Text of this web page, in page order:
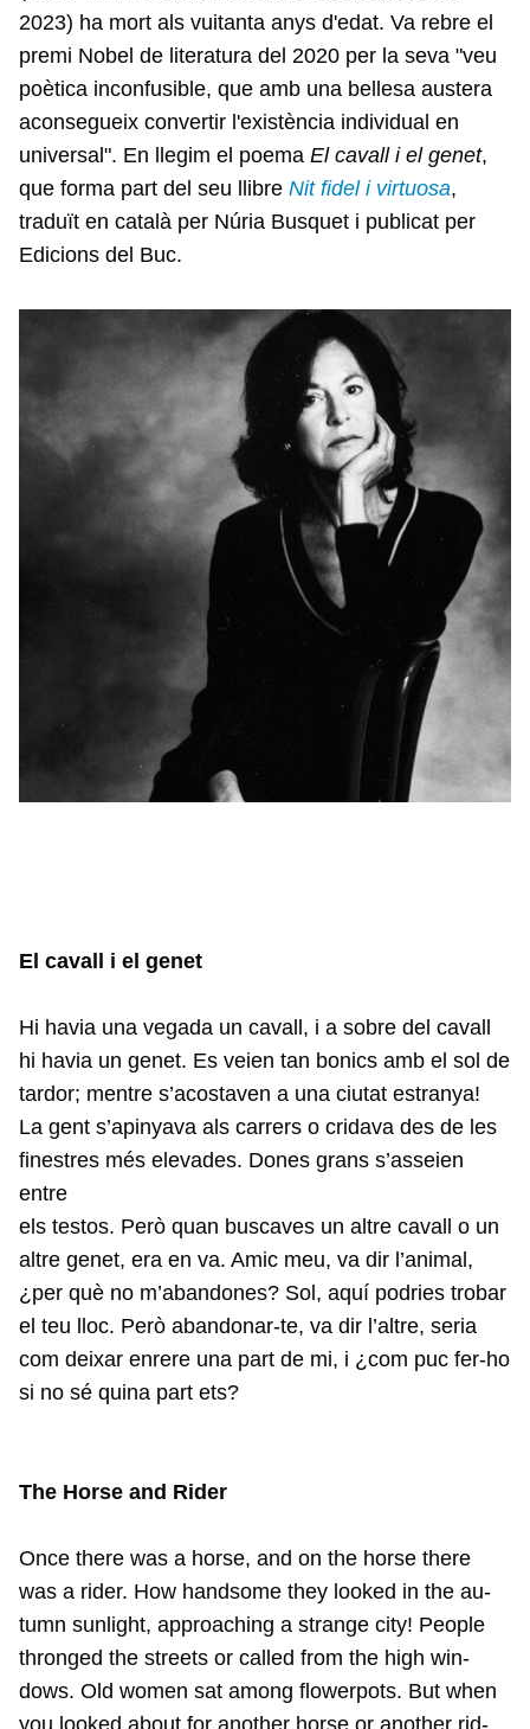
2023) ha mort als vuitanta anys d'edat. Va rebre el
premi Nobel de literatura del 2020 per la seva "veu
poètica inconfusible, que amb una bellesa austera
aconsegueix convertir l'existència individual en
universal". En llegim el poema El cavall i el genet,
que forma part del seu llibre Nit fidel i virtuosa,
traduït en català per Núria Busquet i publicat per
Edicions del Buc.
El cavall i el genet
Hi havia una vegada un cavall, i a sobre del cavall
hi havia un genet. Es veien tan bonics amb el sol de
tardor; mentre s’acostaven a una ciutat estranya!
La gent s’apinyava als carrers o cridava des de les
finestres més elevades. Dones grans s’asseien
entre
els testos. Però quan buscaves un altre cavall o un
altre genet, era en va. Amic meu, va dir l’animal,
¿per què no m’abandones? Sol, aquí podries trobar
el teu lloc. Però abandonar-te, va dir l’altre, seria
com deixar enrere una part de mi, i ¿com puc fer-ho
si no sé quina part ets?
The Horse and Rider
Once there was a horse, and on the horse there
was a rider. How handsome they looked in the au-
tumn sunlight, approaching a strange city! People
thronged the streets or called from the high win-
dows. Old women sat among flowerpots. But when
you looked about for another horse or another rid-